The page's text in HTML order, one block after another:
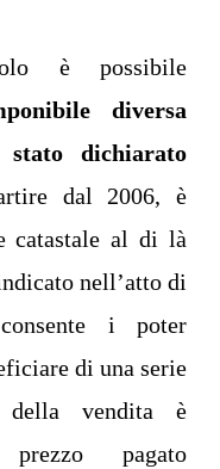
è possibile
diversa
dichiarato
dal 2006, è
catastale al di là
nell’atto di
i poter
di una serie
della vendita è
pagato